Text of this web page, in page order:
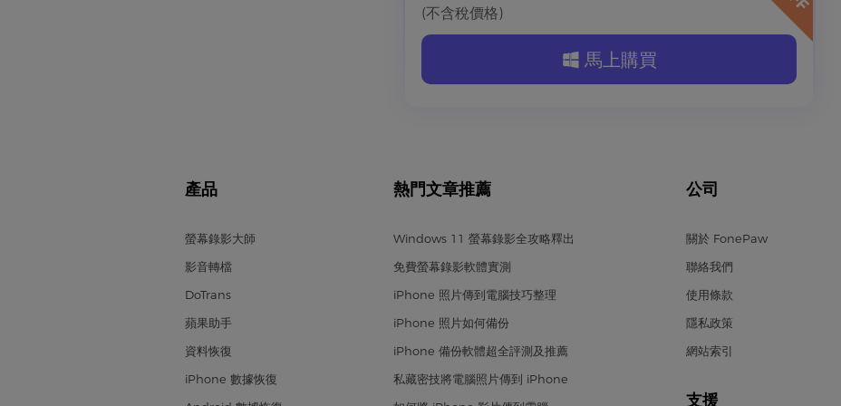
(不含稅價格)
馬上購買
產品
螢幕錄影大師
影音轉檔
DoTrans
蘋果助手
資料恢復
iPhone 數據恢復
熱門文章推薦
Windows 11 螢幕錄影全攻略釋出
免費螢幕錄影軟體實測
iPhone 照片傳到電腦技巧整理
iPhone 照片如何備份
iPhone 備份軟體超全評測及推薦
私藏密技將電腦照片傳到 iPhone
公司
關於 FonePaw
聯絡我們
使用條款
隱私政策
網站索引
支援